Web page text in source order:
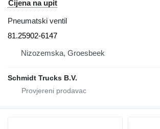
Cijena na upit
Pneumatski ventil
81.25902-6147
Nizozemska, Groesbeek
Schmidt Trucks B.V.